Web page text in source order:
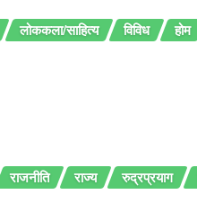
लोककला/साहित्य विविध होम
राजनीति राज्य रुद्रप्रयाग